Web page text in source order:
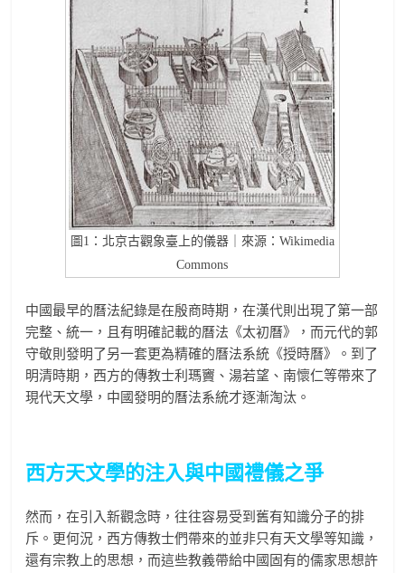
圖1：北京古觀象臺上的儀器｜來源：Wikimedia
Commons
中國最早的曆法紀錄是在殷商時期，在漢代則出現了第一部
完整、統一，且有明確記載的曆法《太初曆》，而元代的郭
守敬則發明了另一套更為精確的曆法系統《授時曆》。到了
明清時期，西方的傳教士利瑪竇、湯若望、南懷仁等帶來了
現代天文學，中國發明的曆法系統才逐漸淘汰。
西方天文學的注入與中國禮儀之爭
然而，在引入新觀念時，往往容易受到舊有知識分子的排
斥。更何況，西方傳教士們帶來的並非只有天文學等知識，
還有宗教上的思想，而這些教義帶給中國固有的儒家思想許